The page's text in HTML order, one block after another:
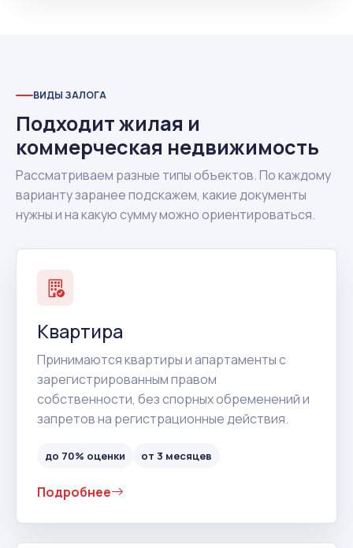
ВИДЫ ЗАЛОГА
Подходит жилая и
коммерческая недвижимость
Рассматриваем разные типы объектов. По каждому
варианту заранее подскажем, какие документы
нужны и на какую сумму можно ориентироваться.
Квартира
Принимаются квартиры и апартаменты с
зарегистрированным правом
собственности, без спорных обременений и
запретов на регистрационные действия.
до 70% оценки от 3 месяцев
Подробнее